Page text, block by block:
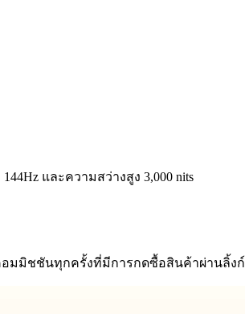
และความสว่างสูง 3,000 nits
อมมิชชันทุกครั้งที่มีการกดซื้อสินค้าผ่านลิ้งก์